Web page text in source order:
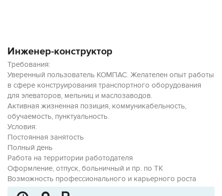
Инженер-конструктор
Требования:
Уверенный пользователь КОМПАС. Желателен опыт работы
в сфере конструирования транспортного оборудования
для элеваторов, мельниц и маслозаводов.
Активная жизненная позиция, коммуникабельность,
обучаемость, пунктуальность.
Условия:
Постоянная занятость
Полный день
Работа на территории работодателя
Оформление, отпуск, больничный и пр. по ТК
Возможность профессионального и карьерного роста